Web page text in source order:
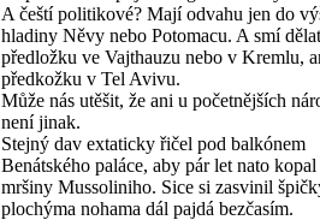
A čeští politikové? Mají odvahu jen do
hladiny Něvy nebo Potomacu. A smí dělat
předložku ve Vajthauzu nebo v Kremlu,
předkožku v Tel Avivu.
Může nás utěšit, že ani u početnějších
není jinak.
Stejný dav extaticky řičel pod balkónem
Benátského paláce, aby pár let nato
mršiny Mussoliniho. Sice si zasvinil
plochýma nohama dál pajdá bezčasím.